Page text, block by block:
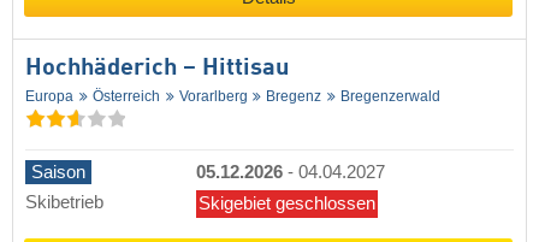
Hochhäderich – Hittisau
Europa Österreich Vorarlberg Bregenz Bregenzerwald
Saison 05.12.2026 - 04.04.2027
Skibetrieb
Skigebiet geschlossen